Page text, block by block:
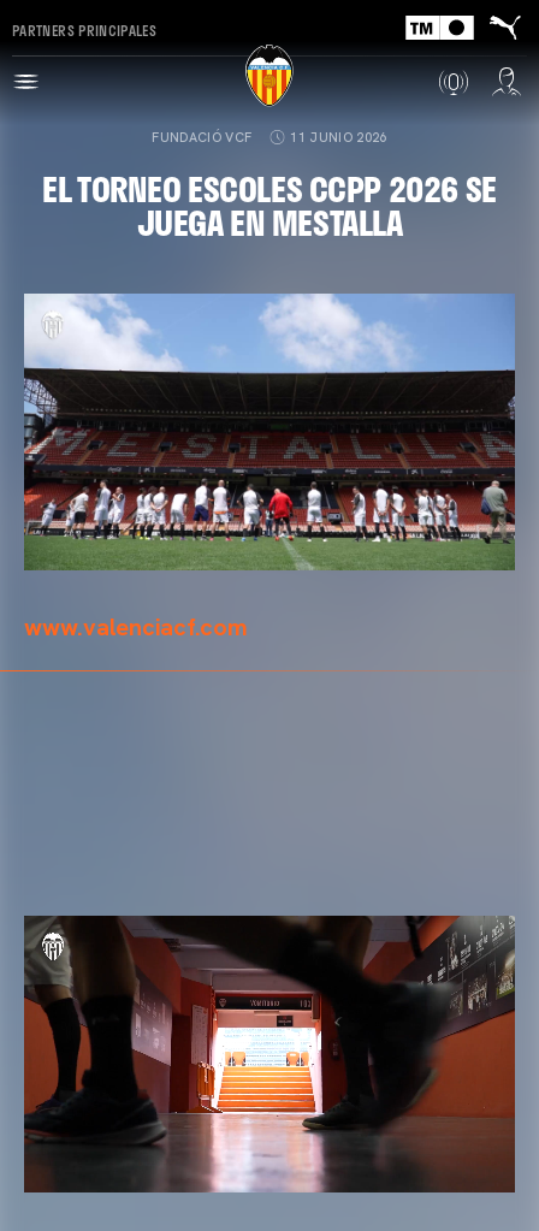
PARTNERS PRINCIPALES
FUNDACIÓ VCF 11 JUNIO 2026
EL TORNEO ESCOLES CCPP 2026 SE
JUEGA EN MESTALLA
www.valenciacf.com